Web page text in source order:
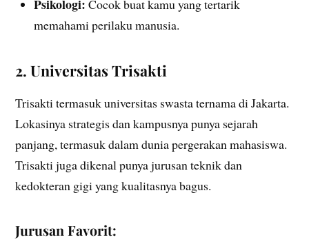
Psikologi: Cocok buat kamu yang tertarik
memahami perilaku manusia.
2. Universitas Trisakti
Trisakti termasuk universitas swasta ternama di Jakarta.
Lokasinya strategis dan kampusnya punya sejarah
panjang, termasuk dalam dunia pergerakan mahasiswa.
Trisakti juga dikenal punya jurusan teknik dan
kedokteran gigi yang kualitasnya bagus.
Jurusan Favorit: